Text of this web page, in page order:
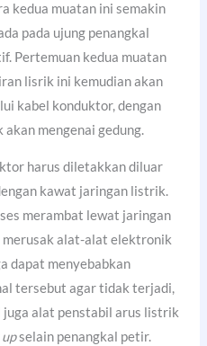
kedua muatan ini semakin
pada ujung penangkal
Pertemuan kedua muatan
lisrik ini kemudian akan
kabel konduktor, dengan
mengenai gedung.
harus diletakkan diluar
kawat jaringan listrik.
merambat lewat jaringan
merusak alat-alat elektronik
dapat menyebabkan
tersebut agar tidak terjadi,
alat penstabil arus listrik
upselain penangkal petir.